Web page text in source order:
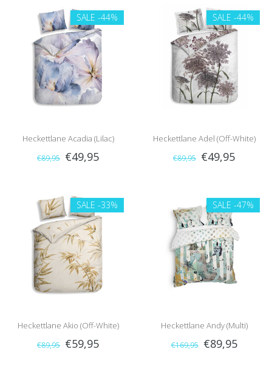
SALE -44%
Heckettlane Acadia (Lilac)
€89,95 €49,95
SALE -44%
Heckettlane Adel (Off-White)
€89,95 €49,95
SALE -33%
Heckettlane Akio (Off-White)
€89,95 €59,95
SALE -47%
Heckettlane Andy (Multi)
€169,95 €89,95